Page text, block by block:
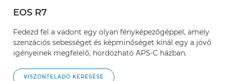
EOS R7
Fedezd fel a vadont egy olyan fényképezőgéppel, amely
szenzációs sebességet és képminőséget kínál egy a jövő
igényeinek megfelelő, hordozható APS-C házban.
VISZONTELADÓ KERESÉSE